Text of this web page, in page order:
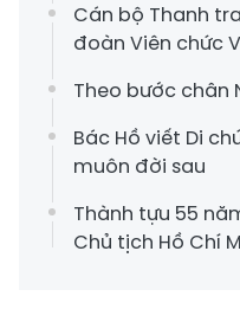
Cán bộ Thanh
đoàn Viên chức
Theo bước chân
Bác Hồ viết Di
muôn đời sau
Thành tựu 55
Chủ tịch Hồ Chí